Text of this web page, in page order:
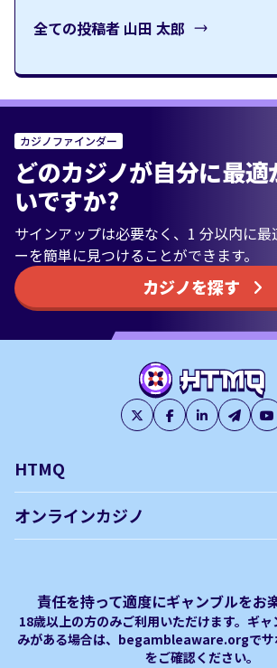
全ての投稿者 山田 太郎
カジノファインダー
どのカジノが自分に最
いですか?
サインアップは必要なく、1 分以内に最
ーを簡単に見つけることができます。
カジノを探す
HTMQ
オンラインカジノ
オンラインカジノ フリースピ
ン おすすめ
Plinko｜プ
オンラインカジノ最新サイト
オンライン
責任を持って適度にギャンブルをお
18歳以上の方のみご利用いただけます。ギ
みがある場合は、begambleaware.orgでサ
をご確認ください。